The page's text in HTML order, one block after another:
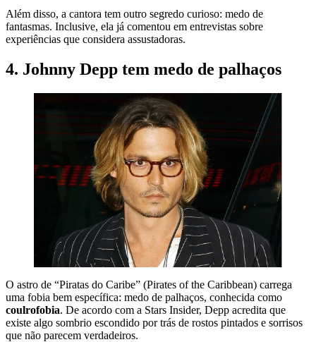
Além disso, a cantora tem outro segredo curioso: medo de
fantasmas. Inclusive, ela já comentou em entrevistas sobre
experiências que considera assustadoras.
4. Johnny Depp tem medo de palhaços
O astro de “Piratas do Caribe” (Pirates of the Caribbean) carrega
uma fobia bem específica: medo de palhaços, conhecida como
coulrofobia. De acordo com a Stars Insider, Depp acredita que
existe algo sombrio escondido por trás de rostos pintados e sorrisos
que não parecem verdadeiros.